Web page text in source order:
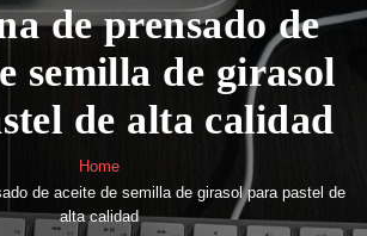
de prensado de
semilla de girasol
de alta calidad
Home
de aceite de semilla de girasol para pastel de
alta calidad